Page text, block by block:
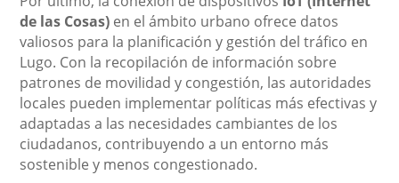
de las Cosas) en el ámbito urbano ofrece datos
valiosos para la planificación y gestión del tráfico en
Lugo. Con la recopilación de información sobre
patrones de movilidad y congestión, las autoridades
locales pueden implementar políticas más efectivas y
adaptadas a las necesidades cambiantes de los
ciudadanos, contribuyendo a un entorno más
sostenible y menos congestionado.